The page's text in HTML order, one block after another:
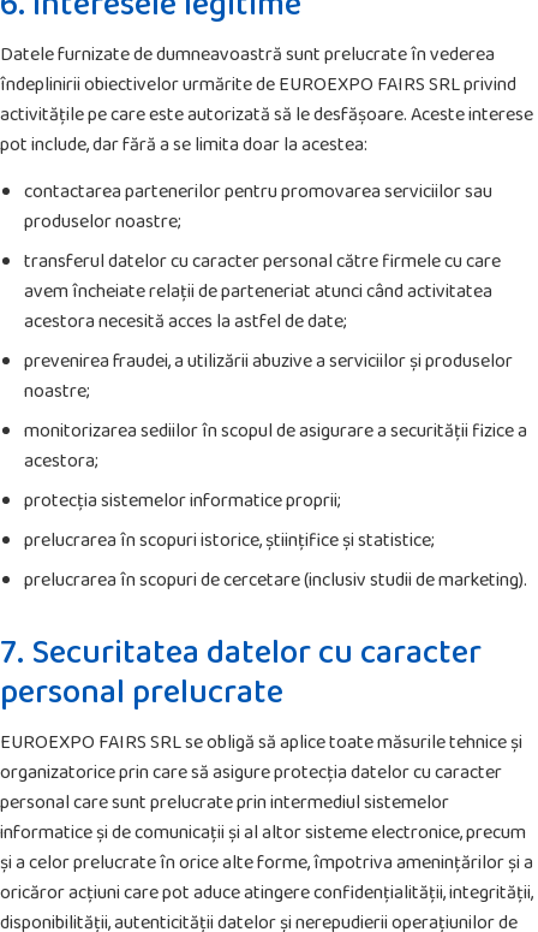
Datele furnizate de dumneavoastră sunt prelucrate în vederea
îndeplinirii obiectivelor urmărite de EUROEXPO FAIRS SRL privind
activitățile pe care este autorizată să le desfășoare. Aceste interese
pot include, dar fără a se limita doar la acestea:
contactarea partenerilor pentru promovarea serviciilor sau
produselor noastre;
transferul datelor cu caracter personal către firmele cu care
avem încheiate relații de parteneriat atunci când activitatea
acestora necesită acces la astfel de date;
prevenirea fraudei, a utilizării abuzive a serviciilor și produselor
noastre;
monitorizarea sediilor în scopul de asigurare a securității fizice a
acestora;
protecția sistemelor informatice proprii;
prelucrarea în scopuri istorice, științifice și statistice;
prelucrarea în scopuri de cercetare (inclusiv studii de marketing).
7. Securitatea datelor cu caracter
personal prelucrate
EUROEXPO FAIRS SRL se obligă să aplice toate măsurile tehnice și
organizatorice prin care să asigure protecția datelor cu caracter
personal care sunt prelucrate prin intermediul sistemelor
informatice și de comunicații și al altor sisteme electronice, precum
și a celor prelucrate în orice alte forme, împotriva amenințărilor și a
oricăror acțiuni care pot aduce atingere confidențialității, integrității,
disponibilității, autenticității datelor și nerepudierii operațiunilor de